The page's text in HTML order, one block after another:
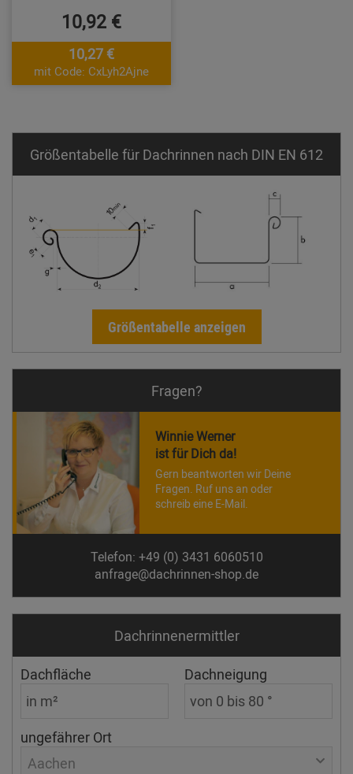
10,92 €
10,27 €
mit Code: CxLyh2Ajne
Größentabelle für Dachrinnen nach DIN EN 612
Größentabelle anzeigen
Fragen?
Winnie Werner
ist für Dich da!
Gern beantworten wir Deine
Fragen. Ruf uns an oder
schreib eine E-Mail.
Telefon: +49 (0) 3431 6060510
anfrage@dachrinnen-shop.de
Dachrinnen­ermittler
Dachfläche Dachneigung
ungefährer Ort
Aachen